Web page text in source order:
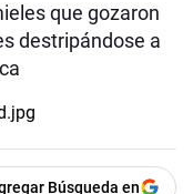
que gozaron
destripándose a
Búsqueda en